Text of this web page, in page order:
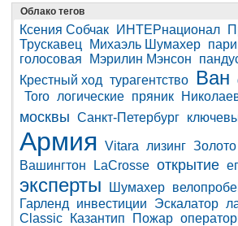
Облако тегов
Ксения Собчак ИНТЕРнационал
Трускавец
Михаэль Шумахер
голосовая
Мэрилин Мэнсон
Крестный ход турагентство Ван
Toro логические пряник
москвы Санкт-Петербург
Армия Vitara лизинг Золото
Вашингтон
LaCrosse открытие
эксперты Шумахер
Гарленд
инвестиции Эскалатор
Classic
Казантип Пожар